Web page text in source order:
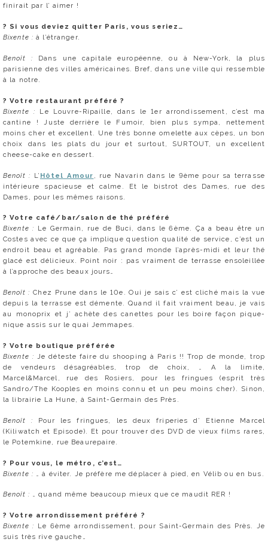
finirait par l’ aimer !
? Si vous deviez quitter Paris, vous seriez…
Bixente :à l’étranger.
Benoît : Dans une capitale européenne, ou à New-York, la plus
parisienne des villes américaines. Bref, dans une ville qui ressemble
à la notre.
?Votre restaurant préféré ?
Bixente : Le Louvre-Ripaille, dans le 1er arrondissement, c’est ma
cantine ! Juste derrière le Fumoir, bien plus sympa, nettement
moins cher et excellent. Une très bonne omelette aux cèpes, un bon
choix dans les plats du jour et surtout, SURTOUT, un excellent
cheese-cake en dessert.
Benoît : L’ Hôtel Amour
, rue Navarin dans le 9ème pour sa terrasse
intérieure spacieuse et calme. Et le bistrot des Dames, rue des
Dames, pour les mêmes raisons.
?Votre café/bar/salon de thé préféré
Bixente : Le Germain, rue de Buci, dans le 6ème. Ça a beau être un
Costes avec ce que ça implique question qualité de service, c’est un
endroit beau et agréable. Pas grand monde l’après-midi et leur thé
glacé est délicieux. Point noir : pas vraiment de terrasse ensoleillée
à l’approche des beaux jours…
Benoît :Chez Prune dans le 10e. Oui je sais c’ est cliché mais la vue
depuis la terrasse est démente. Quand il fait vraiment beau, je vais
au monoprix et j’ achète des canettes pour les boire façon pique-
nique assis sur le quai Jemmapes.
?Votre boutique préférée
Bixente :Je déteste faire du shooping à Paris !! Trop de monde, trop
de vendeurs désagréables, trop de choix, … A la limite,
Marcel&Marcel, rue des Rosiers, pour les fringues (esprit très
Sandro/The Kooples en moins connu et un peu moins cher). Sinon,
la librairie La Hune, à Saint-Germain des Près.
Benoît : Pour les fringues, les deux friperies d’ Etienne Marcel
(Kiliwatch et Episode). Et pour trouver des DVD de vieux films rares,
le Potemkine, rue Beaurepaire.
? Pour vous, le métro, c’est…
Bixente :
… à éviter. Je préfère me déplacer à pied, en Vélib ou en bus.
Benoît : … quand même beaucoup mieux que ce maudit RER !
?Votre arrondissement préféré ?
Bixente : Le 6ème arrondissement, pour Saint-Germain des Près. Je
suis très rive gauche…